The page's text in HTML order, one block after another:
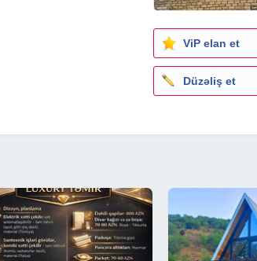
ViP elan et
Düzəliş et